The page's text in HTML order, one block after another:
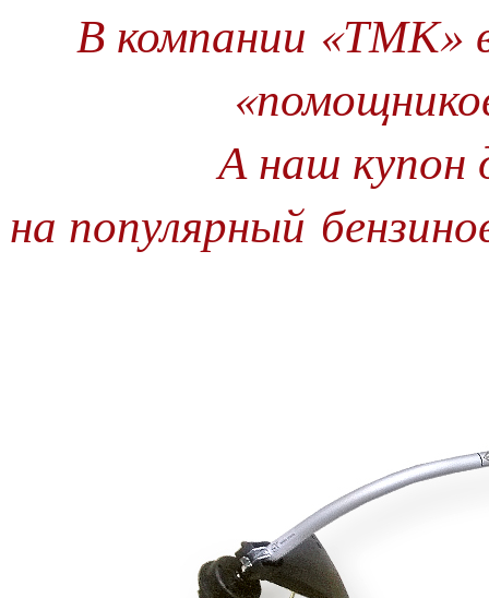
В компании «ТМК»
А наш купон
на популярный